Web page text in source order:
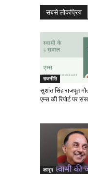
सबसे लोकप्रिय
राजनीति
सुशांत सिंह राजपूत
एम्स की रिपोर्ट पर
कानून